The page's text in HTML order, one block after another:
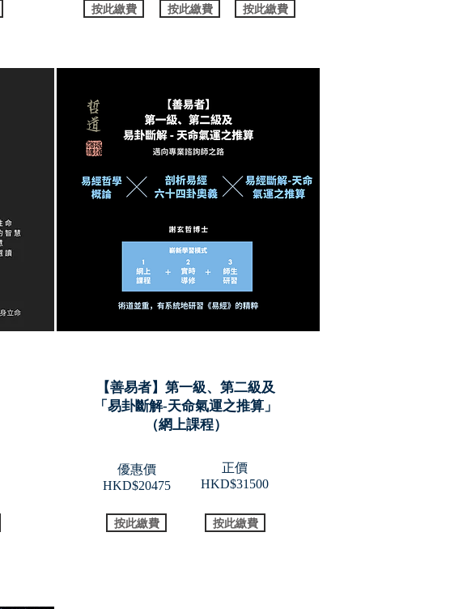
按此繳費 按此繳費 按此繳費
【善易者】第一級、第二級及
「​易卦斷解-天命氣運之推算」
​（網上課程）
優惠價
HKD$20475
正價
HKD$31500
按此繳費 按此繳費